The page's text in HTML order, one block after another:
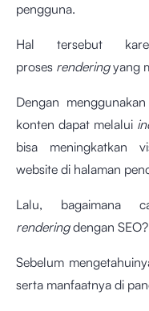
pengguna.
Hal tersebut
proses renderingyang
Dengan menggunakan
konten dapat melalui
bisa meningkatkan
website di halaman
Lalu, bagaimana
renderingdengan SEO?
Sebelum
serta manfaatnya di